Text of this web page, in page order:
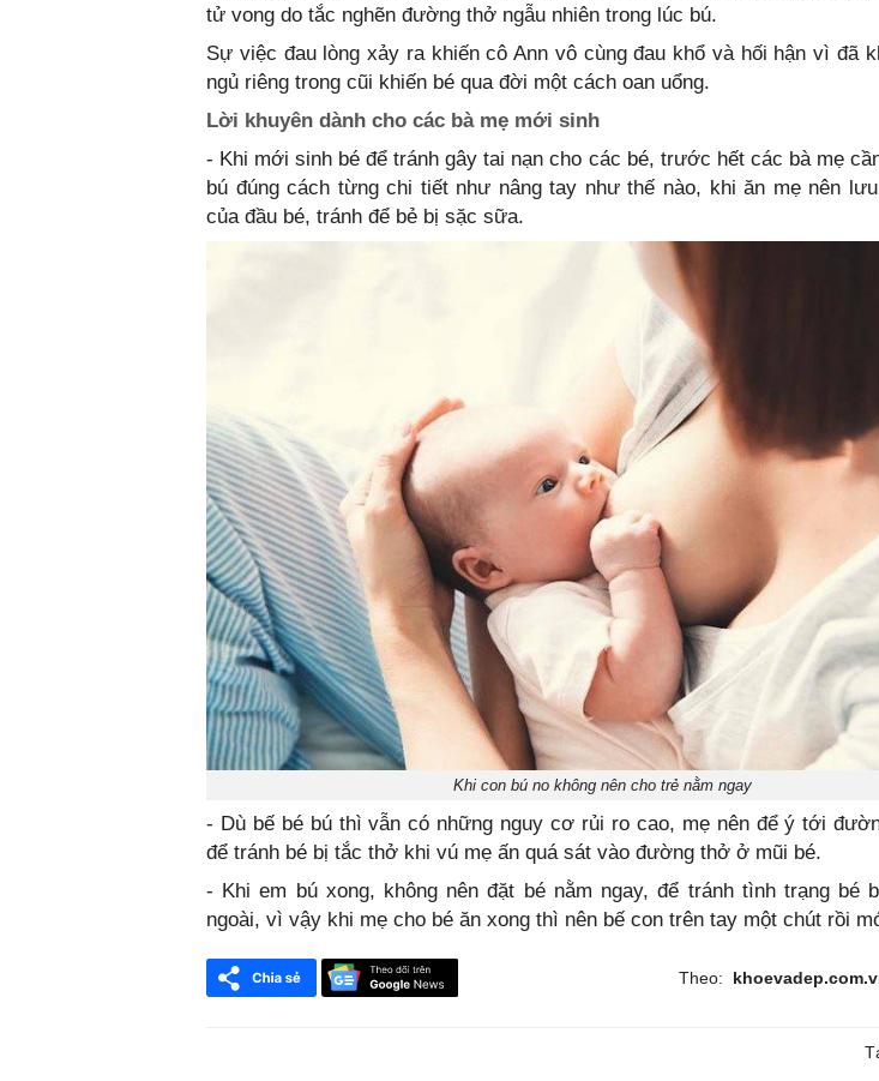
tử vong do tắc nghẽn đường thở ngẫu nhiên trong lúc bú.
Sự việc đau lòng xảy ra khiến cô Ann vô cùng đau khổ và hối hận vì đã
ngủ riêng trong cũi khiến bé qua đời một cách oan uổng.
Lời khuyên dành cho các bà mẹ mới sinh
- Khi mới sinh bé để tránh gây tai nạn cho các bé, trước hết các bà mẹ
bú đúng cách từng chi tiết như nâng tay như thế nào, khi ăn mẹ nên
của đầu bé, tránh để bẻ bị sặc sữa.
Khi con bú no không nên cho trẻ nằm ngay
- Dù bế bé bú thì vẫn có những nguy cơ rủi ro cao, mẹ nên để ý tới
để tránh bé bị tắc thở khi vú mẹ ấn quá sát vào đường thở ở mũi bé.
- Khi em bú xong, không nên đặt bé nằm ngay, để tránh tình trạng bé
ngoài, vì vậy khi mẹ cho bé ăn xong thì nên bế con trên tay một chút rồi
Theo: